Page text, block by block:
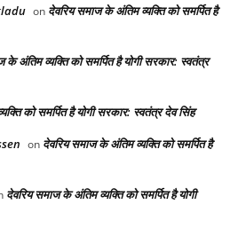
on देवरिय समाज के अंतिम व्यक्ति को समर्पित है
के अंतिम व्यक्ति को समर्पित है योगी सरकार: स्वतंत्र
को समर्पित है योगी सरकार: स्वतंत्र देव सिंह
on देवरिय समाज के अंतिम व्यक्ति को समर्पित है
देवरिय समाज के अंतिम व्यक्ति को समर्पित है योगी